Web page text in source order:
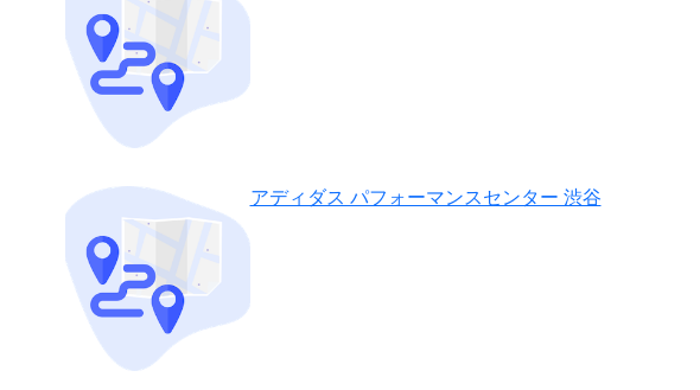
アディダス パフォーマンスセンター 渋谷